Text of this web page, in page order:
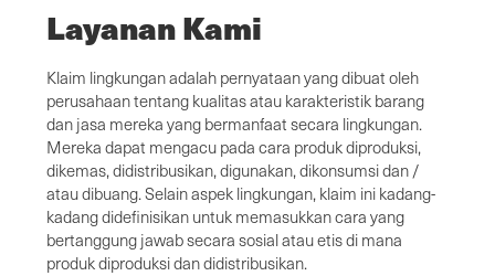
Layanan Kami
Klaim lingkungan adalah pernyataan yang dibuat oleh
perusahaan tentang kualitas atau karakteristik barang
dan jasa mereka yang bermanfaat secara lingkungan.
Mereka dapat mengacu pada cara produk diproduksi,
dikemas, didistribusikan, digunakan, dikonsumsi dan /
atau dibuang. Selain aspek lingkungan, klaim ini kadang-
kadang didefinisikan untuk memasukkan cara yang
bertanggung jawab secara sosial atau etis di mana
produk diproduksi dan didistribusikan.